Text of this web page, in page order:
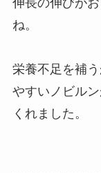
ね。
栄養不足を補
やすいノビル
くれました。